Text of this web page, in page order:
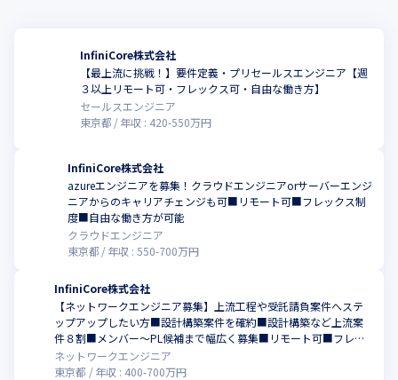
InfiniCore株式会社
【最上流に挑戦！】要件定義・プリセールスエンジニア【週
３以上リモート可・フレックス可・自由な働き方】
セールスエンジニア
東京都
年収 : 420-550万円
InfiniCore株式会社
azureエンジニアを募集！クラウドエンジニアorサーバーエンジ
ニアからのキャリアチェンジも可■リモート可■フレックス制
度■自由な働き方が可能
クラウドエンジニア
東京都
年収 :550-700万円
InfiniCore株式会社
【ネットワークエンジニア募集】上流工程や受託請負案件へステ
ップアップしたい方■設計構築案件を確約■設計構築など上流案
件８割■メンバー～PL候補まで幅広く募集■リモート可■フレッ
クス制■自由な働き方が可能
ネットワークエンジニア
東京都
年収 : 400-700万円